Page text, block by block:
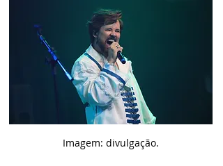
Imagem: divulgação.